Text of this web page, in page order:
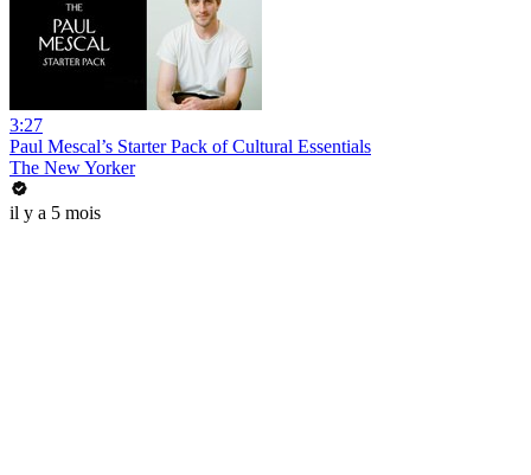
3:27
Paul Mescal’s Starter Pack of Cultural Essentials
The New Yorker
il y a 5 mois